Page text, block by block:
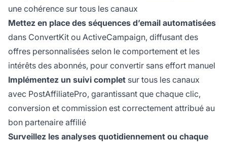
une cohérence sur tous les canaux
Mettez en place des séquences d’email automatisées
dans ConvertKit ou ActiveCampaign, diffusant des
offres personnalisées selon le comportement et les
intérêts des abonnés, pour convertir sans effort manuel
Implémentez un suivi complet sur tous les canaux
avec PostAffiliatePro, garantissant que chaque clic,
conversion et commission est correctement attribué au
bon partenaire affilié
Surveillez les analyses quotidiennement ou chaque